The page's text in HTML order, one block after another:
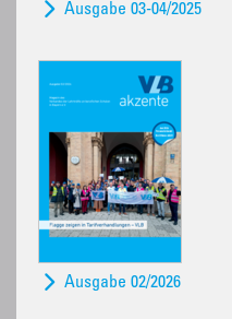
Ausgabe 03-04/2025
Ausgabe 02/2026